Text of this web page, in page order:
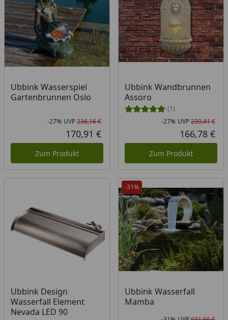
Ubbink Wasserspiel
Gartenbrunnen Oslo
Rabatt in Prozent
-27%
Ursprünglicher Preis
UVP236,16 €
Aktueller Preis
170,91 €
Zum Produkt
Ubbink Wandbrunnen
Assoro
(1)
-27% UVP230,41 €
166,78 €
Zum Produkt
Ubbink Design
Wasserfall Element
Nevada LED 90
-31%
Ubbink Wasserfall
Mamba